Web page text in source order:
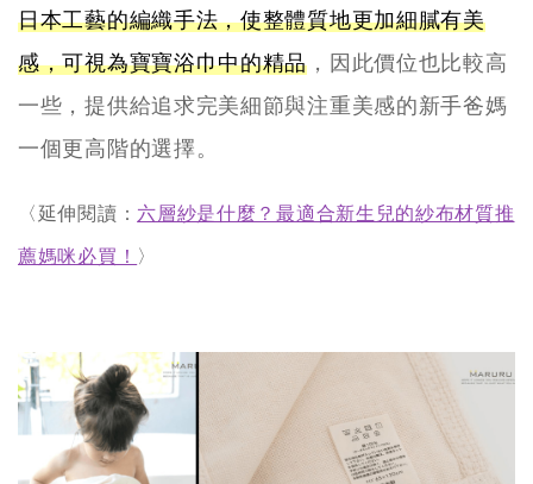
日本工藝的編織手法，使整體質地更加細膩有美
感，可視為寶寶浴巾中的精品 ，因此價位也比較高
一些，提供給追求完美細節與注重美感的新手爸媽
一個更高階的選擇。
〈延伸閱讀： 六層紗是什麼？最適合新生兒的紗布材質推
薦媽咪必買！ 〉